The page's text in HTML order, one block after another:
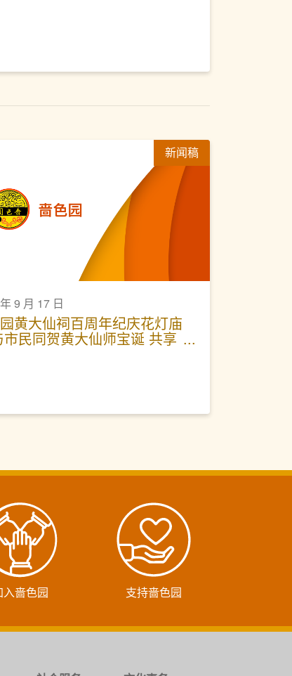
新闻稿
9 月 17 日
黄大仙祠百周年纪庆花灯庙
市民同贺黄大仙师宝诞 共享
入啬色园 支持啬色园